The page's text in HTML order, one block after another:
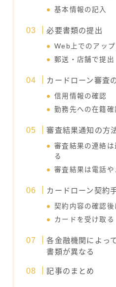
基本情報の記入
必要書類の提出
Web上でのアップ
郵送・店舗で提出
カードローン審査
信用情報の確認
勤務先への在籍確
審査結果通知の方
審査結果の連絡
る
審査結果は電話
カードローン契約
契約内容の確認
カードを受け取る
各金融機関によっ
書類が異なる
記事のまとめ